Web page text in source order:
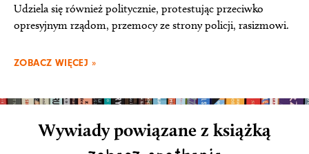
Udziela się również politycznie, protestując przeciwko
opresyjnym rządom, przemocy ze strony policji, rasizmowi.
ZOBACZ WIĘCEJ »
Wywiady powiązane z książką